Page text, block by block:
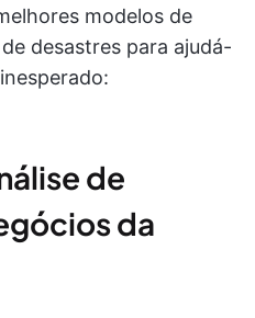
modelos de
desastres para ajudá-
de
da